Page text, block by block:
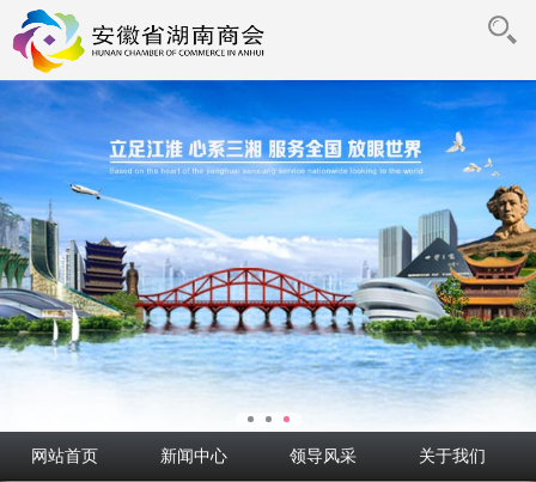
网站首页 新闻中心 领导风采 关于我们